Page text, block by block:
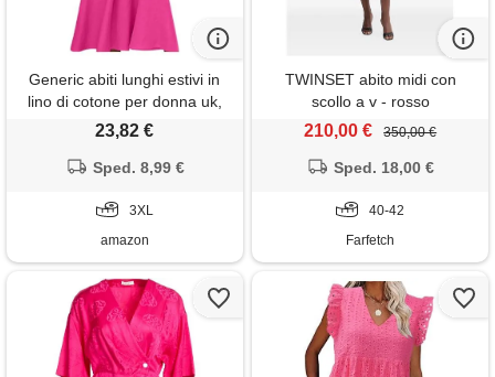
Generic abiti lunghi estivi in
lino di cotone per donna uk,
senza maniche, scollo a v,
traspiranti, eleganti, leggeri,
spiaggia e vacanze, 03 rosa. ,
3xl
23,82 €
Sped. 8,99 €
3XL
amazon
TWINSET abito midi con
scollo a v - rosso
210,00 € 350,00 €
Sped. 18,00 €
40-42
Farfetch